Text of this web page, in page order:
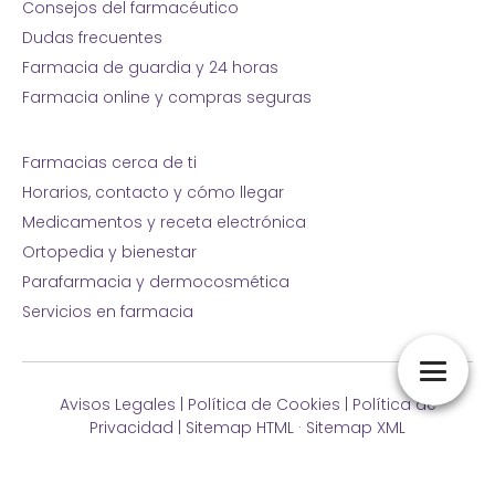
Consejos del farmacéutico
Dudas frecuentes
Farmacia de guardia y 24 horas
Farmacia online y compras seguras
Farmacias cerca de ti
Horarios, contacto y cómo llegar
Medicamentos y receta electrónica
Ortopedia y bienestar
Parafarmacia y dermocosmética
Servicios en farmacia
Avisos Legales | Política de Cookies | Política de
Privacidad | Sitemap HTML · Sitemap XML